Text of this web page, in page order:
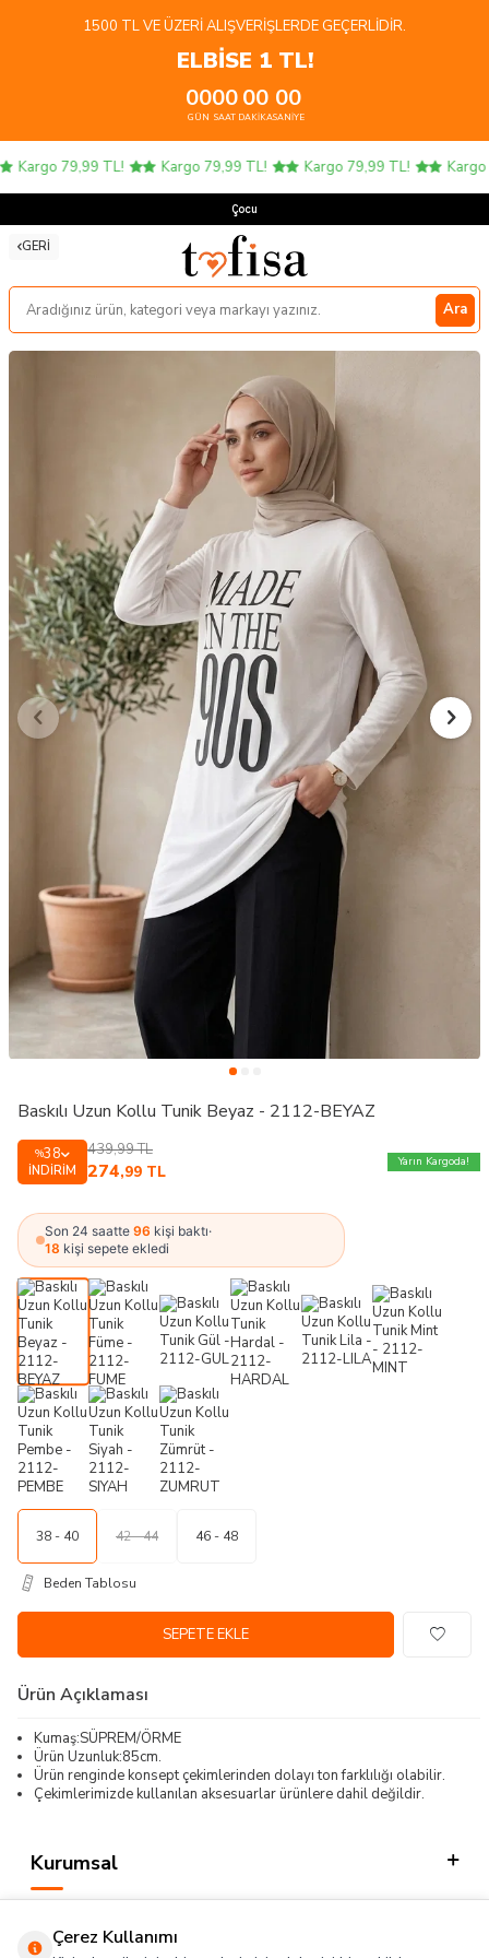
1500 TL VE ÜZERI ALIŞVERIŞLERDE GEÇERLIDIR.
ELBİSE 1 TL!
00
GÜN
00
SAAT
00
DAKIKA
00
SANIYE
Kargo 79,99 TL! Kargo 79,99 TL! Kargo 79,99 TL! Kargo
Çocuk
GERI
Ara
Baskılı Uzun Kollu Tunik Beyaz - 2112-BEYAZ
%38
İNDIRIM
439,99TL
274,99 TL
Yarın Kargoda!
Son 24 saatte 96 kişi baktı·
18 kişi sepete ekledi
38 - 40 42 - 44 46 - 48
Beden Tablosu
SEPETE EKLE
Ürün Açıklaması
Kumaş:SÜPREM/ÖRME
Ürün Uzunluk:85cm.
Ürün renginde konsept çekimlerinden dolayı ton farklılığı olabilir.
Çekimlerimizde kullanılan aksesuarlar ürünlere dahil değildir.
Kurumsal
Çerez Kullanımı